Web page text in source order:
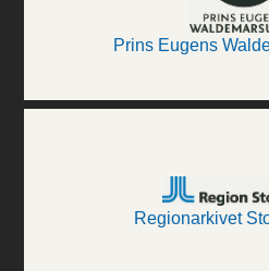
Prins Eugens
Regionarkivet